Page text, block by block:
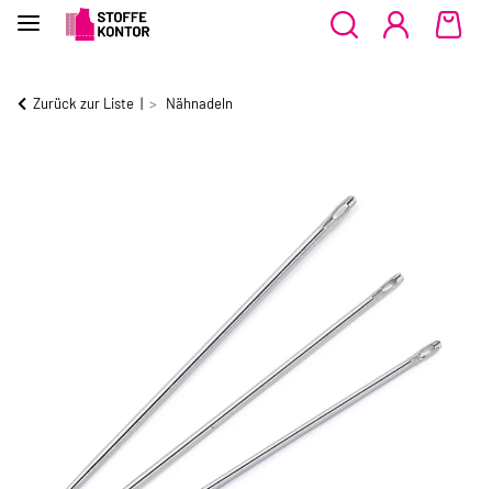
Zurück zur Liste Nähnadeln